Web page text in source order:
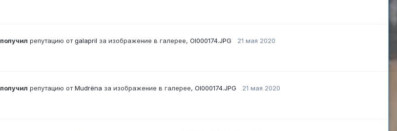
получил репутацию отgalapril за изображение в галерее, OI000174.JPG 21 мая 2020
получил репутацию отMudrёna за изображение в галерее, OI000174.JPG 21 мая 2020